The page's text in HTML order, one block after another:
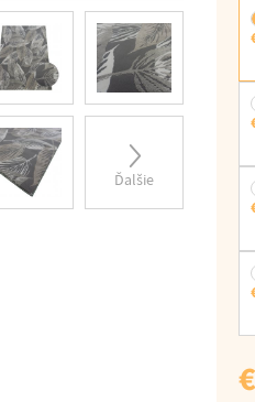
Ďalšie